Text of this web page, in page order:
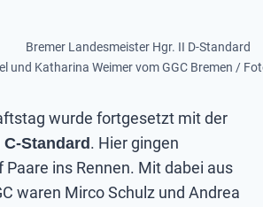
Bremer Landesmeister Hgr. II D-Standard
und Katharina Weimer vom GGC Bremen /
wurde fortgesetzt mit der
Standard . Hier gingen
ins Rennen. Mit dabei aus
waren Mirco Schulz und Andrea